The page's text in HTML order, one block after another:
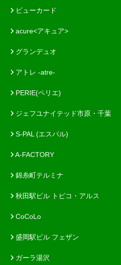
ビューカード
acure<アキュア>
グランデュオ
アトレ -atre-
PERIE(ペリエ)
ジェフユナイテッド市原・千葉
S-PAL (エスパル)
A-FACTORY
錦糸町テルミナ
秋田駅ビル トピコ・アルス
CoCoLo
盛岡駅ビル フェザン
ガーラ湯沢